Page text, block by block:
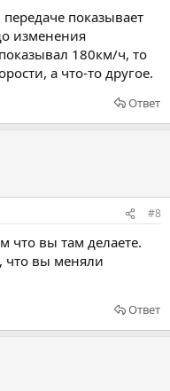
показывает
изменения
180км/ч, то
а что-то другое.
Ответ
#8
что вы там делаете.
что вы меняли
Ответ